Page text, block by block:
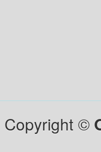
Copyright ©